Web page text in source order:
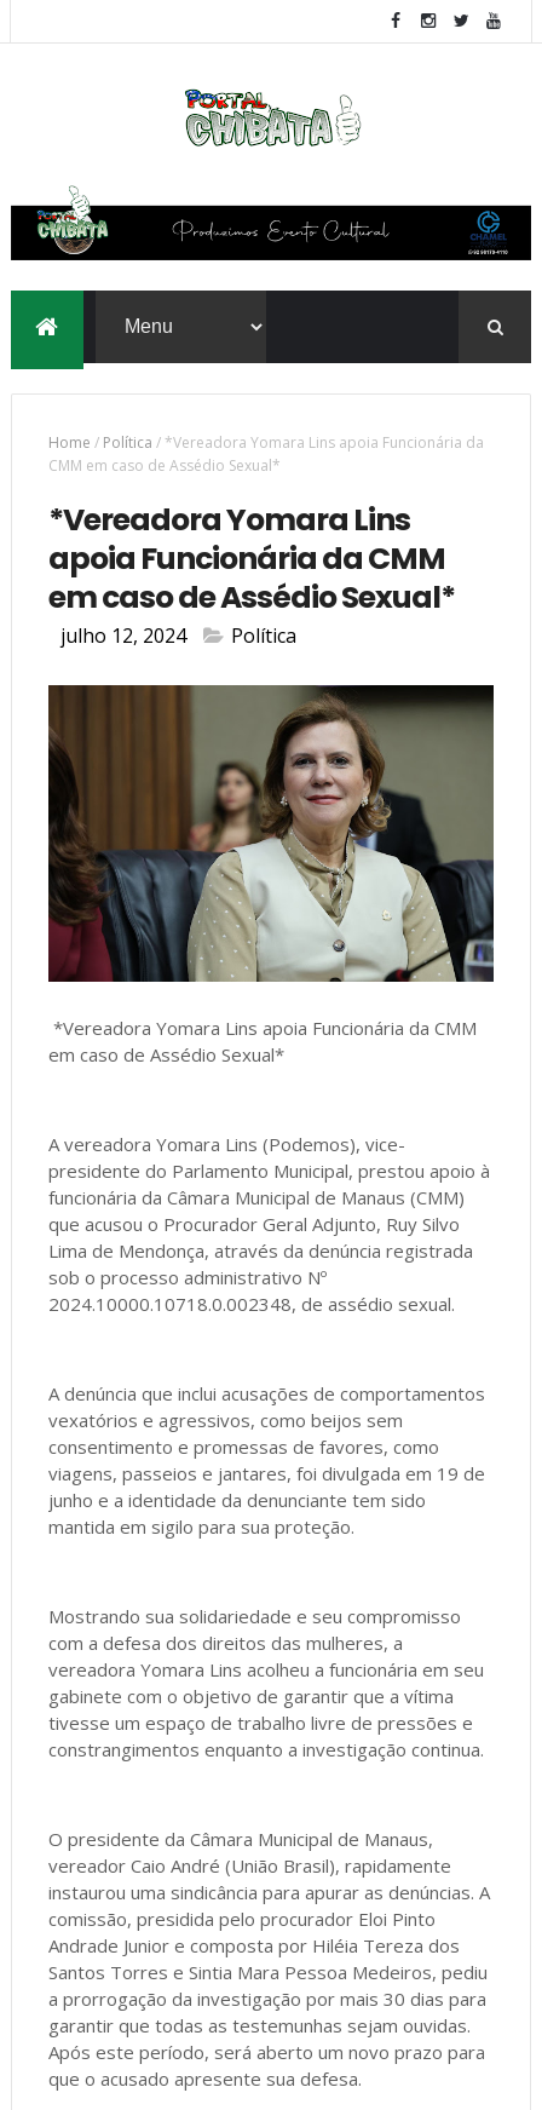
Home / Política /*Vereadora Yomara Lins apoia Funcionária da
CMM em caso de Assédio Sexual*
*Vereadora Yomara Lins
apoia Funcionária da CMM
em caso de Assédio Sexual*
julho 12, 2024 Política
*Vereadora Yomara Lins apoia Funcionária da CMM
em caso de Assédio Sexual*
A vereadora Yomara Lins (Podemos), vice-
presidente do Parlamento Municipal, prestou apoio à
funcionária da Câmara Municipal de Manaus (CMM)
que acusou o Procurador Geral Adjunto, Ruy Silvo
Lima de Mendonça, através da denúncia registrada
sob o processo administrativo Nº
2024.10000.10718.0.002348, de assédio sexual.
A denúncia que inclui acusações de comportamentos
vexatórios e agressivos, como beijos sem
consentimento e promessas de favores, como
viagens, passeios e jantares, foi divulgada em 19 de
junho e a identidade da denunciante tem sido
mantida em sigilo para sua proteção.
Mostrando sua solidariedade e seu compromisso
com a defesa dos direitos das mulheres, a
vereadora Yomara Lins acolheu a funcionária em seu
gabinete com o objetivo de garantir que a vítima
tivesse um espaço de trabalho livre de pressões e
constrangimentos enquanto a investigação continua.
O presidente da Câmara Municipal de Manaus,
vereador Caio André (União Brasil), rapidamente
instaurou uma sindicância para apurar as denúncias. A
comissão, presidida pelo procurador Eloi Pinto
Andrade Junior e composta por Hiléia Tereza dos
Santos Torres e Sintia Mara Pessoa Medeiros, pediu
a prorrogação da investigação por mais 30 dias para
garantir que todas as testemunhas sejam ouvidas.
Após este período, será aberto um novo prazo para
que o acusado apresente sua defesa.